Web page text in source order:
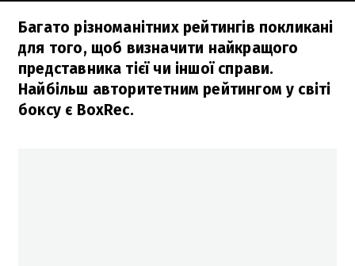
Багато різноманітних рейтингів покликані
для того, щоб визначити найкращого
представника тієї чи іншої справи.
Найбільш авторитетним рейтингом у світі
боксу є BoxRec.